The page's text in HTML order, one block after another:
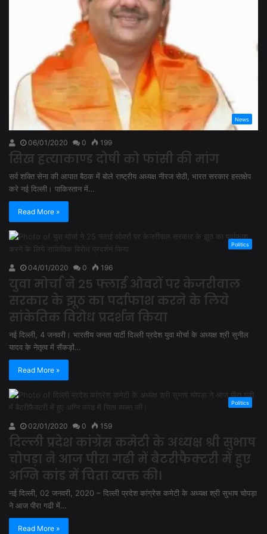
News
06/01/2020 0 199
सिख हत्याकाण्ड दोषी को फांसी की मांग
सर्व शक्ति सेना की आपात बैठक में बोले राष्ट्रीय अध्यक्ष नीरज सेठी, भारत सरकार हस्तक्षेप
करे नई दिल्ली। पाकिस्तान में…
Read More »
Politics
04/01/2020 0 196
युवा मोर्चा ने 25 फ्लाई ओवरों पर केजरीवाल
सरकार के झूठ का पर्दाफाश करने के लिये
सांकेतिक विरोध प्रदर्शन किया
नई दिल्ली, 4 जनवरी। भारतीय जनता पार्टी दिल्ली प्रदेश युवा मोर्चा के अध्यक्ष श्री सुनील
यादव के नेतृत्व में सैंकड़ों…
Read More »
Politics
02/01/2020 0 159
दिल्ली प्रदेश कांग्रेस कमेटी के अध्यक्ष श्री सुभाष
चोपड़ा ने आज पीरा गढी में बैटरीफैक्टरी में हुए
अग्नि कांड में चिता व्यक्त की।
नई दिल्ली, 02 जनवरी, 2020 – दिल्ली प्रदेश कांग्रेस कमेटी के अध्यक्ष श्री सुभाष चोपड़ा
ने आज पीरा गढी में…
Read More »